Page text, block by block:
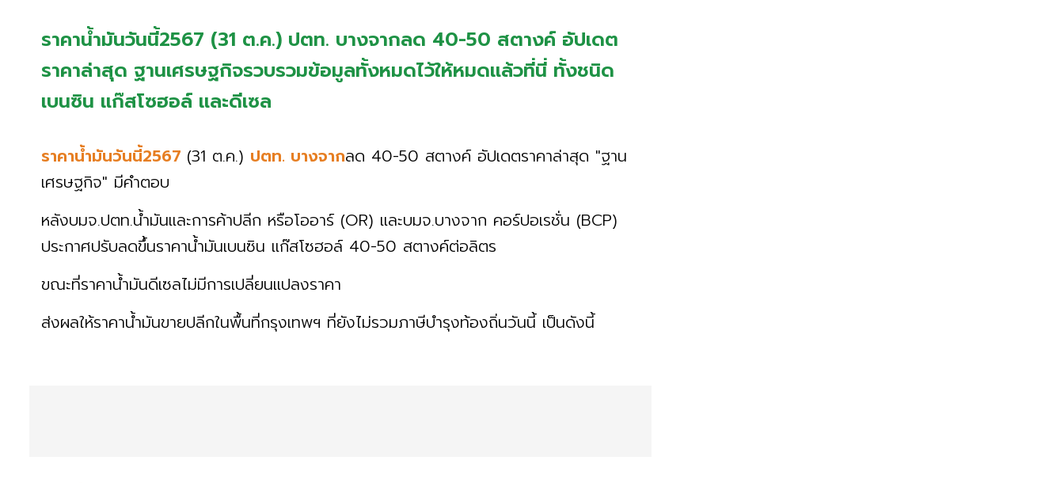
ราคาน้ำมันวันนี้2567 (31 ต.ค.) ปตท. บางจากลด 40-50 สตางค์ อัปเดต
ราคาล่าสุด ฐานเศรษฐกิจรวบรวมข้อมูลทั้งหมดไว้ให้หมดแล้วที่นี่ ทั้งชนิด
เบนซิน แก๊สโซฮอล์ และดีเซล
ราคาน้ำมันวันนี้2567 (31 ต.ค.) ปตท. บางจากลด 40-50 สตางค์ อัปเดตราคาล่าสุด "ฐาน
เศรษฐกิจ" มีคำตอบ
หลังบมจ.ปตท.น้ำมันและการค้าปลีก หรือโออาร์ (OR) และบมจ.บางจาก คอร์ปอเรชั่น (BCP)
ประกาศปรับลดขึ้นราคาน้ำมันเบนซิน แก๊สโซฮอล์ 40-50 สตางค์ต่อลิตร
ขณะที่ราคาน้ำมันดีเซลไม่มีการเปลี่ยนแปลงราคา
ส่งผลให้ราคาน้ำมันขายปลีกในพื้นที่กรุงเทพฯ ที่ยังไม่รวมภาษีบำรุงท้องถิ่นวันนี้ เป็นดังนี้